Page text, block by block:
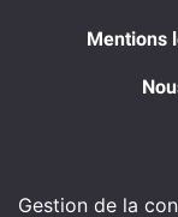
Mentions
Gestion de la